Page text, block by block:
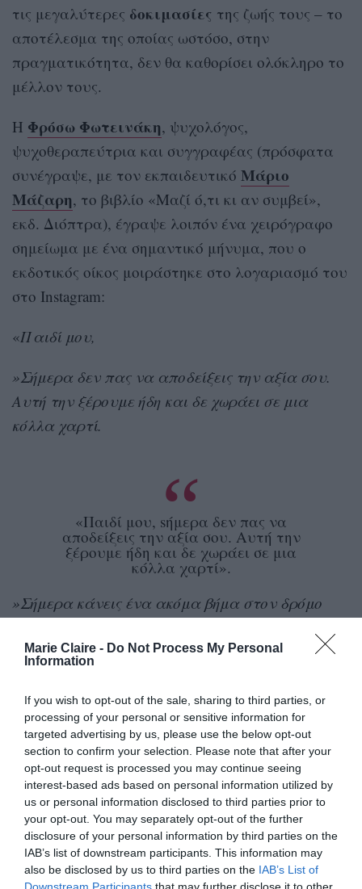
Marie Claire - Do Not Process My Personal
Information
If you wish to opt-out of the sale, sharing to third parties, or
processing of your personal or sensitive information for
targeted advertising by us, please use the below opt-out
section to confirm your selection. Please note that after your
opt-out request is processed you may continue seeing
interest-based ads based on personal information utilized by
us or personal information disclosed to third parties prior to
your opt-out. You may separately opt-out of the further
disclosure of your personal information by third parties on the
IAB’s list of downstream participants. This information may
also be disclosed by us to third parties on the IAB’s List of
Downstream Participants that may further disclose it to other
τις μεγαλύτερες δοκιμασίες της ζωής τους – το
αποτέλεσμα της οποίας ωστόσο, στην
πραγματικότητα, δεν θα καθορίσει ολόκληρο το
μέλλον τους.
Η Φρόσω Φωτεινάκη, ψυχολόγος,
ψυχοθεραπεύτρια και συγγραφέας (πρόσφατα
συνέγραψε, με τον εκπαιδευτικό Μάριο
Μάζαρη, το βιβλίο «Μαζί ό,τι κι αν συμβεί»,
εκδ. Διόπτρα), έγραψε λοιπόν ένα χειρόγραφο
σημείωμα με ένα σημαντικό μήνυμα, που ο
εκδοτικός οίκος μοιράστηκε στο λογαριασμό του
στο Instagram:
«Παιδί μου,
»Σήμερα δεν πας να αποδείξεις την αξία σου.
Αυτή την ξέρουμε ήδη και δε χωράει σε μια
κόλλα χαρτί.
«Παιδί μου, sήμερα δεν πας να
αποδείξεις την αξία σου. Αυτή την
ξέρουμε ήδη και δε χωράει σε μια
κόλλα χαρτί».
»Σήμερα κάνεις ένα ακόμα βήμα στον δρόμο
κατηφόρες, στροφές και λακκούβες, μα θα είναι
»Να τον περπατάς με εμπιστοσύνη στον εαυτό
σου!
»Κι εγώ, θα σ’ αγαπώ».
Δείτε την ανάρτηση: